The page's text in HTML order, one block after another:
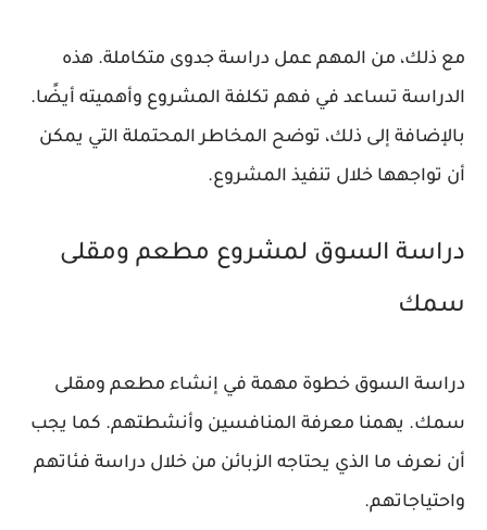
مع ذلك، من المهم عمل دراسة جدوى متكاملة. هذه
الدراسة تساعد في فهم تكلفة المشروع وأهميته أيضًا.
بالإضافة إلى ذلك، توضح المخاطر المحتملة التي يمكن
أن تواجهها خلال تنفيذ المشروع.
دراسة السوق لمشروع مطعم ومقلى
سمك
دراسة السوق خطوة مهمة في إنشاء مطعم ومقلى
سمك. يهمنا معرفة المنافسين وأنشطتهم. كما يجب
أن نعرف ما الذي يحتاجه الزبائن من خلال دراسة فئاتهم
واحتياجاتهم.